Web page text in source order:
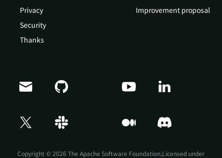
Privacy
Security
Thanks
Improvement proposal
Copyright © 2026 The Apache Software Foundation,Licensed under
Doris Summit 26